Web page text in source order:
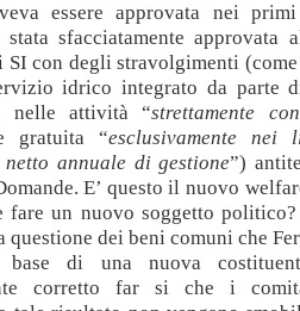
essere approvata nei
sfacciatamente approvata
SI con degli stravolgimenti
idrico integrato da parte
nelle attività “strettamente
gratuita “esclusivamente nei
netto annuale di gestione”)
E’ questo il nuovo
fare un nuovo soggetto
questione dei beni comuni che
base di una nuova
corretto far si che i